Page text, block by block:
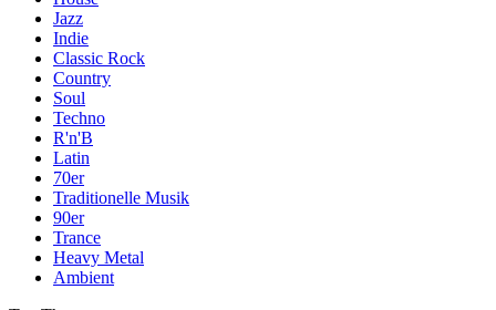
Jazz
Indie
Classic Rock
Country
Soul
Techno
R'n'B
Latin
70er
Traditionelle Musik
90er
Trance
Heavy Metal
Ambient